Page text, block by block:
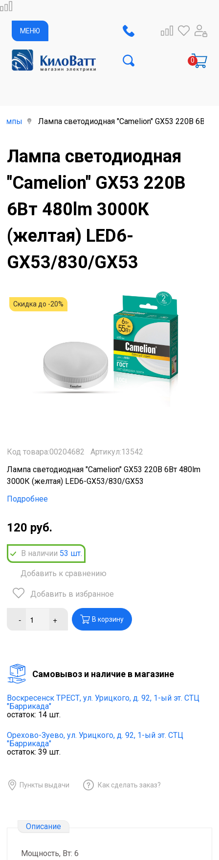
МЕНЮ
Лампа светодиодная "Camelion" GX53 220В 6Вт
Лампа светодиодная
"Camelion" GX53 220В
6Вт 480lm 3000К
(желтая) LED6-
GX53/830/GX53
Скидка до -20%
Код товара:00204682
Артикул:13542
Лампа светодиодная "Camelion" GX53 220В 6Вт 480lm
3000К (желтая) LED6-GX53/830/GX53
Подробнее
120 руб.
В наличии 53 шт.
Добавить к сравнению
Добавить в избранное
- + В корзину
Cамовывоз и наличие в магазине
Воскресенск ТРЕСТ, ул. Урицкого, д. 92, 1-ый эт. СТЦ
"Баррикада"
остаток: 14 шт.
Орехово-Зуево, ул. Урицкого, д. 92, 1-ый эт. СТЦ
"Баррикада"
остаток: 39 шт.
Пункты выдачи Как сделать заказ?
Описание
Мощность, Вт: 6